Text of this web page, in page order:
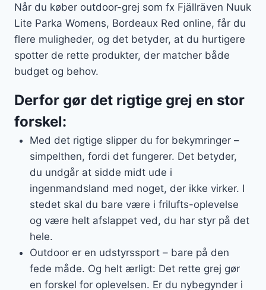
Når du køber outdoor-grej som fx Fjällräven Nuuk
Lite Parka Womens, Bordeaux Red online, får du
flere muligheder, og det betyder, at du hurtigere
spotter de rette produkter, der matcher både
budget og behov.
Derfor gør det rigtige grej en stor
forskel:
Med det rigtige slipper du for bekymringer –
simpelthen, fordi det fungerer. Det betyder,
du undgår at sidde midt ude i
ingenmandsland med noget, der ikke virker. I
stedet skal du bare være i frilufts-oplevelse
og være helt afslappet ved, du har styr på det
hele.
Outdoor er en udstyrssport – bare på den
fede måde. Og helt ærligt: Det rette grej gør
en forskel for oplevelsen. Er du nybegynder i